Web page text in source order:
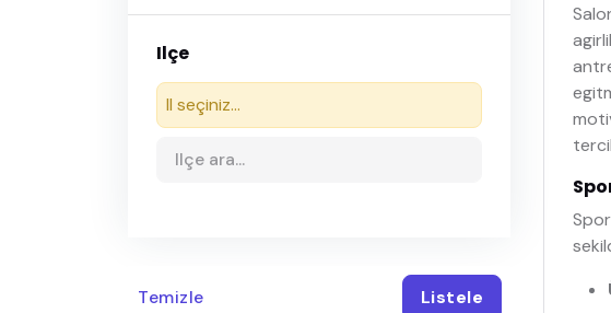
Ilçe
Il seçiniz...
Temizle Listele